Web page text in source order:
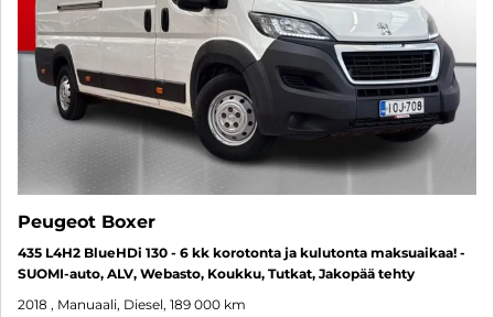
Peugeot Boxer
435 L4H2 BlueHDi 130 - 6 kk korotonta ja kulutonta maksuaikaa! -
SUOMI-auto, ALV, Webasto, Koukku, Tutkat, Jakopää tehty
2018 , Manuaali, Diesel, 189 000 km